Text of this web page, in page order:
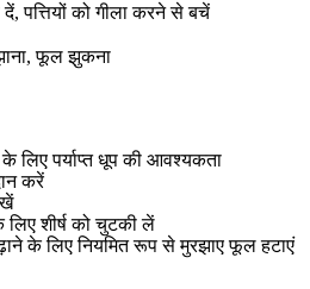
पत्तियों को गीला करने से बचें
फूल झुकना
पर्याप्त धूप की आवश्यकता
करें
शीर्ष को चुटकी लें
के लिए नियमित रूप से मुरझाए फूल हटाएं